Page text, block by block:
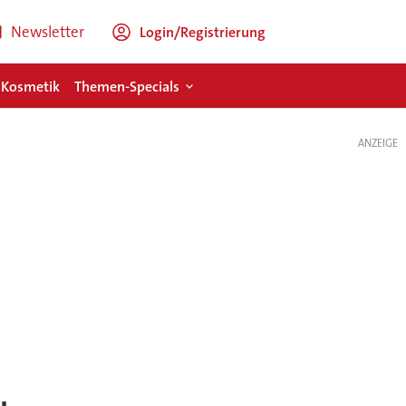
Newsletter Login/Registrierung
Themen-Specials
ANZEIGE